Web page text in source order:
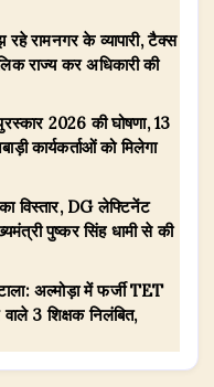
रामनगर के व्यापारी, टैक्स
राज्य कर अधिकारी की
2026 की घोषणा, 13
कार्यकर्ताओं को मिलेगा
विस्तार, DG लेफ्टिनेंट
पुष्कर सिंह धामी से की
अल्मोड़ा में फर्जी TET
3 शिक्षक निलंबित,